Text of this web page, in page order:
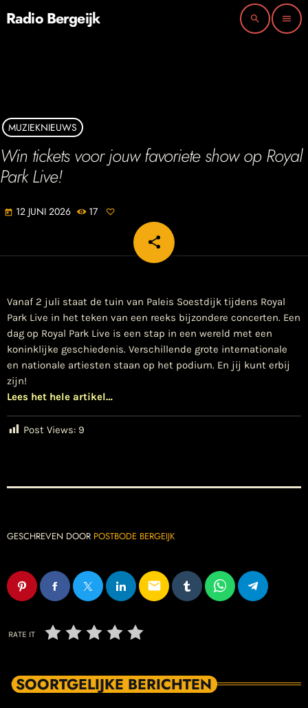
Radio Bergeijk search menu
MUZIEKNIEUWS
Win tickets voor jouw favoriete show op Royal
Park Live!
today 12 JUNI 2026 17
share
email
Vanaf 2 juli staat de tuin van Paleis Soestdijk tijdens Royal
Park Live in het teken van een reeks bijzondere concerten. Een
dag op Royal Park Live is een stap in een wereld met een
koninklijke geschiedenis. Verschillende grote internationale
en nationale artiesten staan op het podium. En jij kunt erbij
zijn!
Lees het hele artikel…
Post Views: 9
GESCHREVEN DOOR POSTBODE BERGEIJK
email
RATE IT
SOORTGELIJKE BERICHTEN